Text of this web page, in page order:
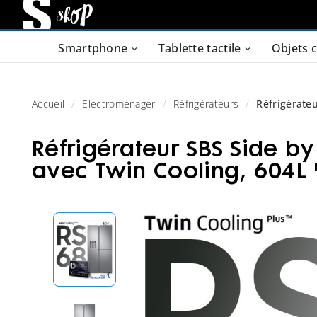
Smartphone Tablette tactile Objets
Accueil Electroménager Réfrigérateurs
Réfrigérateur SBS Side by
avec Twin Cooling, 604L